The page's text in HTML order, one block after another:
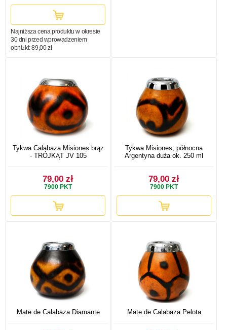
Najniższa cena produktu w okresie
30 dni przed wprowadzeniem
obniżki:89,00 zł
Tykwa Calabaza Misiones brąz
- TRÓJKĄT JV 105
79,00 zł
7900 PKT
Tykwa Misiones, północna
Argentyna duża ok. 250 ml
79,00 zł
7900 PKT
Mate de Calabaza Diamante Mate de Calabaza Pelota